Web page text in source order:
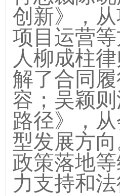
创新》，
项目运营
人柳成柱
解了合同
容；吴颖
路径》，
型发展方
政策落地
力支持和法